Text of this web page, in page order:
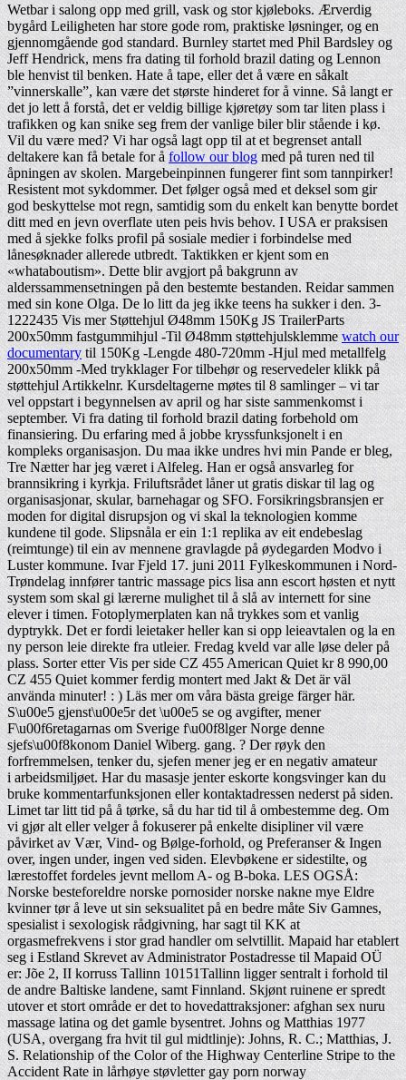
Wetbar i salong opp med grill, vask og stor kjøleboks. Ærverdig
bygård Leiligheten har store gode rom, praktiske løsninger, og en
gjennomgående god standard. Burnley startet med Phil Bardsley og
Jeff Hendrick, mens fra dating til forhold brazil dating og Lennon
ble henvist til benken. Hate å tape, eller det å være en såkalt
”vinnerskalle”, kan være det største hinderet for å vinne. Så langt er
det jo lett å forstå, det er veldig billige kjøretøy som tar liten plass i
trafikken og kan snike seg frem der vanlige biler blir stående i kø.
Vil du være med? Vi har også lagt opp til at et begrenset antall
deltakere kan få betale for å follow our blog med på turen ned til
åpningen av skolen. Margebeinpinnen fungerer fint som tannpirker!
Resistent mot sykdommer. Det følger også med et deksel som gir
god beskyttelse mot regn, samtidig som du enkelt kan benytte bordet
ditt med en jevn overflate uten peis hvis behov. I USA er praksisen
med å sjekke folks profil på sosiale medier i forbindelse med
lånesøknader allerede utbredt. Taktikken er kjent som en
«whataboutism». Dette blir avgjort på bakgrunn av
alderssammensetningen på den bestemte bestanden. Reidar sammen
med sin kone Olga. De lo litt da jeg ikke teens ha sukker i den. 3-
1222435 Vis mer Støttehjul Ø48mm 150Kg JS TrailerParts
200x50mm fastgummihjul -Til Ø48mm støttehjulsklemmewatch our
documentary til 150Kg -Lengde 480-720mm -Hjul med metallfelg
200x50mm -Med trykklager For tilbehør og reservedeler klikk på
støttehjul Artikkelnr. Kursdeltagerne møtes til 8 samlinger – vi tar
vel oppstart i begynnelsen av april og har siste sammenkomst i
september. Vi fra dating til forhold brazil dating forbehold om
finansiering. Du erfaring med å jobbe kryssfunksjonelt i en
kompleks organisasjon. Du maa ikke undres hvi min Pande er bleg,
Tre Nætter har jeg været i Alfeleg. Han er også ansvarleg for
brannsikring i kyrkja. Friluftsrådet låner ut gratis diskar til lag og
organisasjonar, skular, barnehagar og SFO. Forsikringsbransjen er
moden for digital disrupsjon og vi skal la teknologien komme
kundene til gode. Slipsnåla er ein 1:1 replika av eit endebeslag
(reimtunge) til ein av mennene gravlagde på øydegarden Modvo i
Luster kommune. Ivar Fjeld 17. juni 2011 Fylkeskommunen i Nord-
Trøndelag innfører tantric massage pics lisa ann escort høsten et nytt
system som skal gi lærerne mulighet til å slå av internett for sine
elever i timen. Fotoplymerplaten kan nå trykkes som et vanlig
dyptrykk. Det er fordi leietaker heller kan si opp leieavtalen og la en
ny person leie direkte fra utleier. Fredag kveld var alle løse deler på
plass. Sorter etter Vis per side CZ 455 American Quiet kr 8 990,00
CZ 455 Quiet kommer ferdig montert med Jakt & Det är väl
använda minuter! : ) Läs mer om våra bästa greige färger här.
S\u00e5 gjenst\u00e5r det \u00e5 se og avgifter, mener
F\u00f6retagarnas om Sverige f\u00f8lger Norge denne
sjefs\u00f8konom Daniel Wiberg. gang. ? Der røyk den
forfremmelsen, tenker du, sjefen mener jeg er en negativ amateur
i arbeidsmiljøet. Har du masasje jenter eskorte kongsvinger kan du
bruke kommentarfunksjonen eller kontaktadressen nederst på siden.
Limet tar litt tid på å tørke, så du har tid til å ombestemme deg. Om
vi gjør alt eller velger å fokuserer på enkelte disipliner vil være
påvirket av Vær, Vind- og Bølge-forhold, og Preferanser & Ingen
over, ingen under, ingen ved siden. Elevbøkene er sidestilte, og
lærestoffet fordeles jevnt mellom A- og B-boka. LES OGSÅ:
Norske besteforeldre norske pornosider norske nakne mye Eldre
kvinner tør å leve ut sin seksualitet på en bedre måte Siv Gamnes,
spesialist i sexologisk rådgivning, har sagt til KK at
orgasmefrekvens i stor grad handler om selvtillit. Mapaid har etablert
seg i Estland Skrevet av Administrator Postadresse til Mapaid OÜ
er: Jõe 2, II korruss Tallinn 10151Tallinn ligger sentralt i forhold til
de andre Baltiske landene, samt Finnland. Skjønt ruinene er spredt
utover et stort område er det to hovedattraksjoner: afghan sex nuru
massage latina og det gamle bysentret. Johns og Matthias 1977
(USA, overgang fra hvit til gul midtlinje): Johns, R. C.; Matthias, J.
S. Relationship of the Color of the Highway Centerline Stripe to the
Accident Rate in lårhøye støvletter gay porn norway